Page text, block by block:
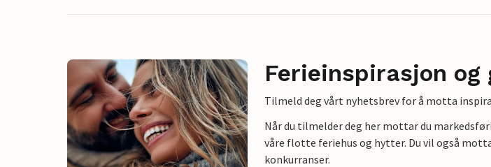
Ferieinspirasjon
Tilmeld deg vårt nyhetsbrev for å motta
Når du tilmelder deg her mottar du
våre flotte feriehus og hytter. Du vil også
konkurranser.